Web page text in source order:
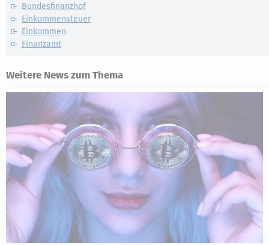
Bundesfinanzhof
Einkommensteuer
Einkommen
Finanzamt
Weitere News zum Thema